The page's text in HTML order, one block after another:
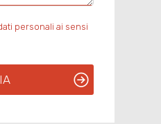
personali ai sensi